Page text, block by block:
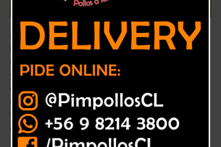
Con el objetivo de conmemorar el Día Internacional de la Mujer Rural,
INDAP Valparaíso reunió a un grupo de dirigentes campesinas de
Limache para entregarles un reconocimiento y destacar el compromiso
y la labor que realizan por la agricultura familiar campesina. La actividad
contó con la presencia de la Gobernadora de la provincia de Marga
Marga, Carolina Corti, la seremi de la Mujer y Equidad de Género,
Valentina Stagno, el seremi de Agricultura, Humberto Lepe, y del director
regional de Indap, Fernando Torregrosa.